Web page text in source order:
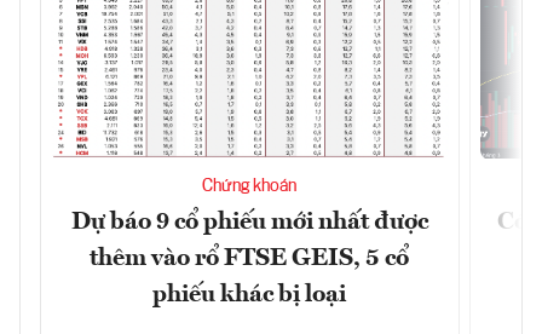
Chứng khoán
Dự báo 9 cổ phiếu mới nhất được
thêm vào rổ FTSE GEIS, 5 cổ
phiếu khác bị loại
Có